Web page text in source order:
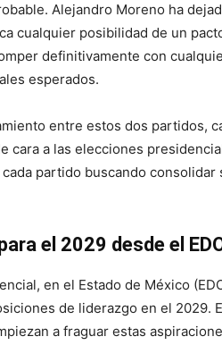
Alejandro Moreno ha
cualquier posibilidad de un
definitivamente con
esperados.
entre estos dos partidos,
cara a las elecciones
partido buscando consolidar
el 2029 desde el
en el Estado de México
de liderazgo en el 2029.
a fraguar estas